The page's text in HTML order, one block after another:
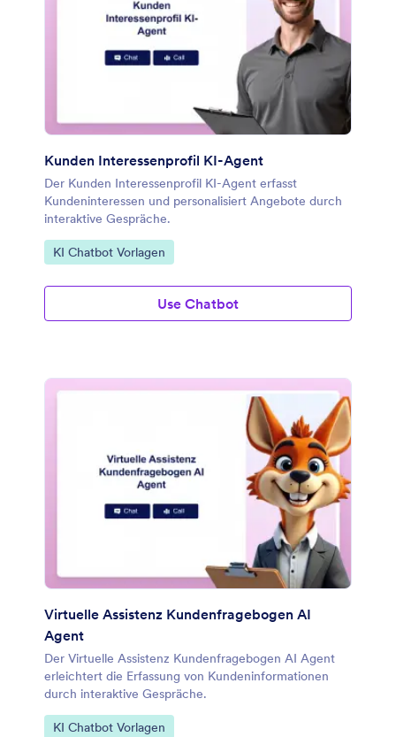
Kunden Interessenprofil KI-Agent
Der Kunden Interessenprofil KI-Agent erfasst
Kundeninteressen und personalisiert Angebote durch
interaktive Gespräche.
Zur Kategorie:
KI Chatbot Vorlagen
Use Chatbot
Virtuelle Assistenz Kundenfragebogen AI
Agent
Der Virtuelle Assistenz Kundenfragebogen AI Agent
erleichtert die Erfassung von Kundeninformationen
durch interaktive Gespräche.
Zur Kategorie:
KI Chatbot Vorlagen